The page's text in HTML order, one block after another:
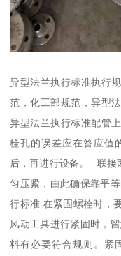
异型法兰执行标准执行
范，化工部规范，异型
异型法兰执行标准配管
栓孔的误差应在答应值
后，再进行设备。 联接
匀压紧，由此确保靠平
行标准 在紧固螺栓时，
风动工具进行紧固时，
料有必要符合规则。紧